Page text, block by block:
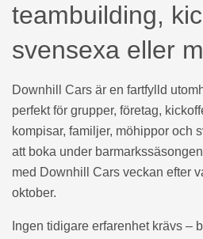
teambuilding,
svensexa eller
Downhill Cars är en fartfylld
perfekt för grupper, företag,
kompisar, familjer, möhippor och
att boka under
med Downhill Cars veckan efter
oktober.
Ingen tidigare erfarenhet krävs –